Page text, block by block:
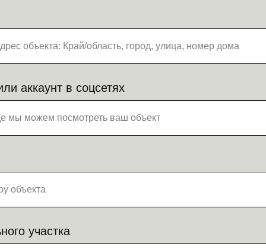
аккаунт в соцсетях
участка